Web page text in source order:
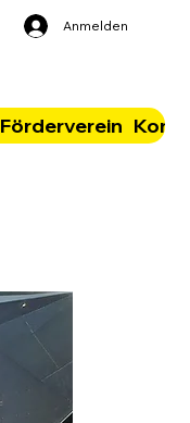
Förderverein
Anmelden